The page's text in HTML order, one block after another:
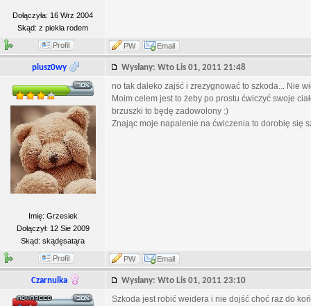
Dołączyła: 16 Wrz 2004
Skąd: z piekła rodem
Profil PW Email
plusz0wy Wysłany: Wto Lis 01, 2011 21:48
Imię: Grzesiek
Dołączył: 12 Sie 2009
Skąd: skądęsatąra
no tak daleko zajść i zrezygnować to szkoda... Nie
Moim celem jest to żeby po prostu ćwiczyć swoje
brzuszki to będę zadowolony :)
Znając moje napalenie na ćwiczenia to dorobię się
Profil PW Email
Czarnulka Wysłany: Wto Lis 01, 2011 23:10
Szkoda jest robić weidera i nie dojść choć raz do